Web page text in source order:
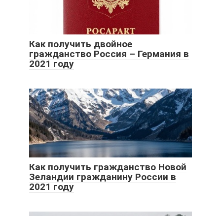
Как получить двойное
гражданство Россия – Германия в
2021 году
Как получить гражданство Новой
Зеландии гражданину России в
2021 году